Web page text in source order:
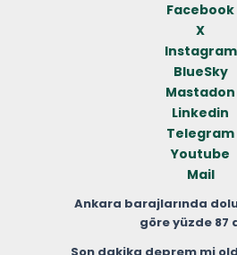
Facebook
X
Instagram
BlueSky
Mastadon
Linkedin
Telegram
Youtube
Mail
Ankara barajlarında
göre yüzde 87